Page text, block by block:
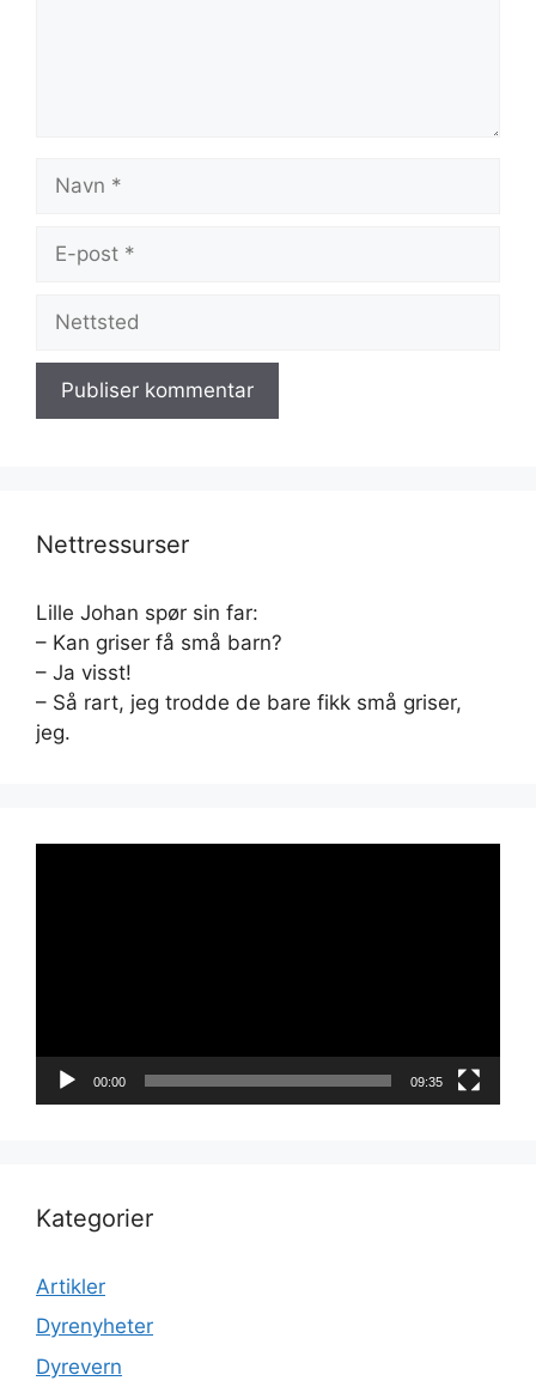
post
Nettressurser
Lille Johan spør sin far:
– Kan griser få små barn?
– Ja visst!
– Så rart, jeg trodde de bare fikk små griser,
jeg.
00:00 09:35
Kategorier
Artikler
Dyrenyheter
Dyrevern